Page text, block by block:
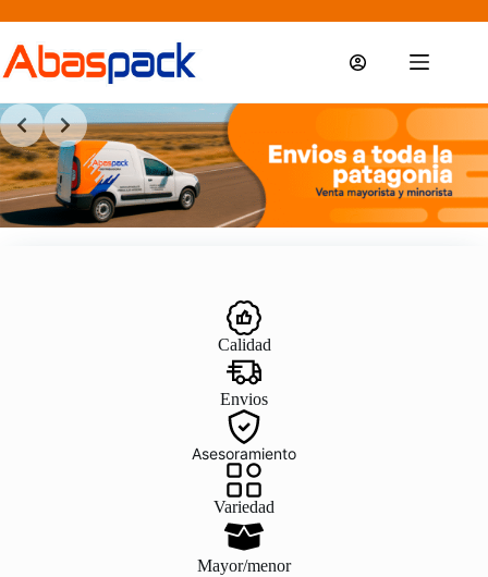
al
contenido
Calidad
Envios
Asesoramiento
Variedad
Mayor/menor